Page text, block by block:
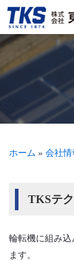
ホーム » 会社情
TKSテ
輪転機に組み
ます。